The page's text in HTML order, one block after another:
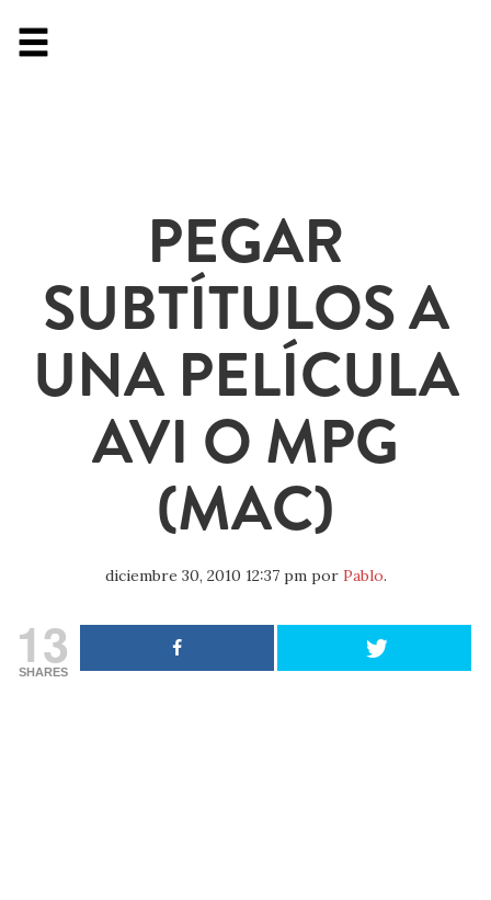
PEGAR
SUBTÍTULOS A
UNA PELÍCULA
AVI O MPG
(MAC)
diciembre 30, 2010 12:37 pmpor Pablo.
13
SHARES